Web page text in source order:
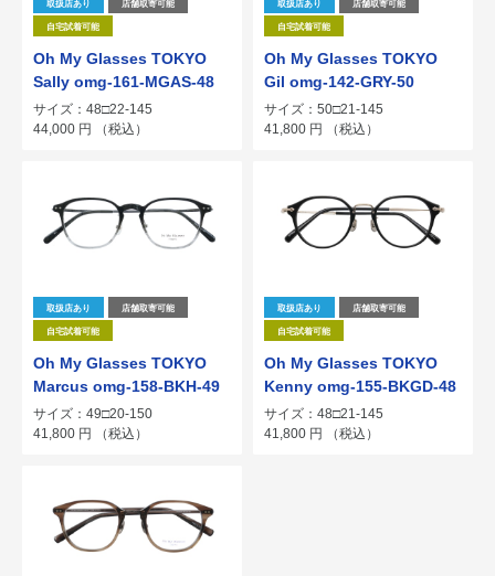
取扱店あり 店舗取寄可能
自宅試着可能
Oh My Glasses TOKYO
Sally omg-161-MGAS-48
サイズ：48□22-145
44,000 円 （税込）
取扱店あり 店舗取寄可能
自宅試着可能
Oh My Glasses TOKYO
Gil omg-142-GRY-50
サイズ：50□21-145
41,800 円 （税込）
取扱店あり 店舗取寄可能
自宅試着可能
Oh My Glasses TOKYO
Marcus omg-158-BKH-49
サイズ：49□20-150
41,800 円 （税込）
取扱店あり 店舗取寄可能
自宅試着可能
Oh My Glasses TOKYO
Kenny omg-155-BKGD-48
サイズ：48□21-145
41,800 円 （税込）